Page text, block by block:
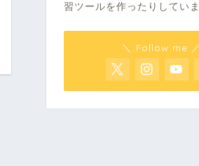
習ツールを作ったりしていま
＼ Follow me ／